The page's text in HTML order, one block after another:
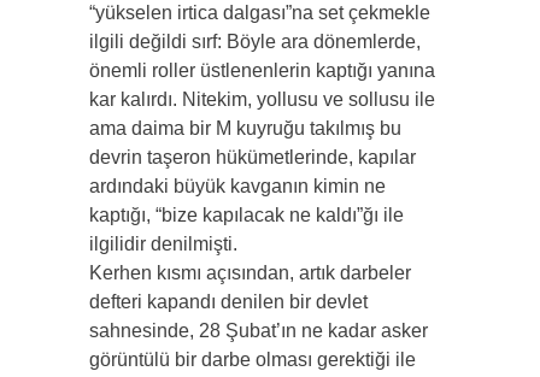
“yükselen irtica dalgası”na set çekmekle
ilgili değildi sırf: Böyle ara dönemlerde,
önemli roller üstlenenlerin kaptığı yanına
kar kalırdı. Nitekim, yollusu ve sollusu ile
ama daima bir M kuyruğu takılmış bu
devrin taşeron hükümetlerinde, kapılar
ardındaki büyük kavganın kimin ne
kaptığı, “bize kapılacak ne kaldı”ğı ile
ilgilidir denilmişti.
Kerhen kısmı açısından, artık darbeler
defteri kapandı denilen bir devlet
sahnesinde, 28 Şubat’ın ne kadar asker
görüntülü bir darbe olması gerektiği ile